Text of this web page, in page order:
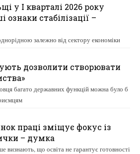
у І кварталі 2026 року
стабілізації –
залежно від сектору економіки
дозволити створювати
багато державних функцій можна було б
праці зміщує фокус із
– думка
визнають, що освіта не гарантує готовності